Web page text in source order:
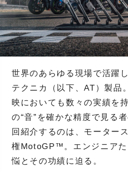
世界のあらゆる現場で活躍
テクニカ（以下、AT）製品
映においても数々の実績を
の“音”を確かな精度で見る
回紹介するのは、モーター
権MotoGP™。エンジニア
悩とその功績に迫る。